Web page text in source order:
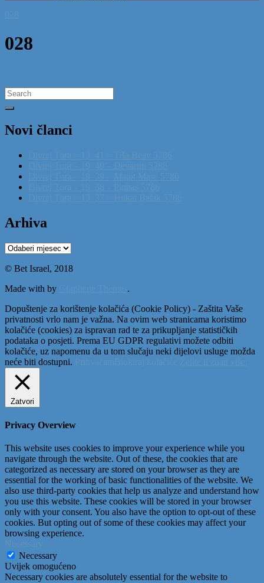
028
Search
for:
Novi članci
Arhiva
Arhiva
© Bet Israel, 2018
Made with by
.
Dopuštenje za korištenje kolačića (Cookie Policy) - Zaštita Vaše
privatnosti vrlo nam je važna. Na ovim web stranicama koristimo
kolačiće (cookies) za ispravan rad te za prikupljanje statističkih
podataka o posjeti. Prema EU GDPR regulativi možete odbiti
kolačiće, uz napomenu da u tom slučaju neki dijelovi usluge možda
neće biti dostupni.
Zatvori
Privacy Overview
This website uses cookies to improve your experience while you
navigate through the website. Out of these, the cookies that are
categorized as necessary are stored on your browser as they are
essential for the working of basic functionalities of the website. We
also use third-party cookies that help us analyze and understand how
you use this website. These cookies will be stored in your browser
only with your consent. You also have the option to opt-out of these
cookies. But opting out of some of these cookies may affect your
browsing experience.
Necessary
Uvijek omogućeno
Necessary cookies are absolutely essential for the website to